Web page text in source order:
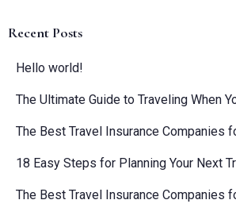
Recent Posts
Hello world!
The Ultimate Guide to Traveling When
The Best Travel Insurance Companies
18 Easy Steps for Planning Your Next
The Best Travel Insurance Companies